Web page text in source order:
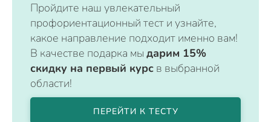
Пройдите наш увлекательный
профориентационный тест и узнайте,
какое направление подходит именно вам!
В качестве подарка мы дарим 15%
скидку на первый курс в выбранной
области!
ПЕРЕЙТИ К ТЕСТУ